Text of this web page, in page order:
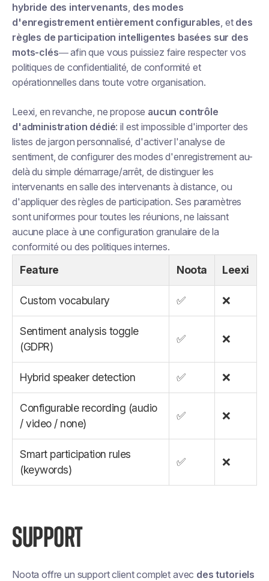
hybride des intervenants des modes
d'enregistrement entièrement configurables , et des
règles de participation intelligentes basées sur des
mots-clés— afin que vous puissiez faire respecter vos
politiques de confidentialité, de conformité et
opérationnelles dans toute votre organisation.
Leexi, en revanche, ne propose aucun contrôle
d'administration dédié: il est impossible d'importer des
listes de jargon personnalisé, d'activer l'analyse de
sentiment, de configurer des modes d'enregistrement au-
delà du simple démarrage/arrêt, de distinguer les
intervenants en salle des intervenants à distance, ou
d'appliquer des règles de participation. Ses paramètres
sont uniformes pour toutes les réunions, ne laissant
aucune place à une configuration granulaire de la
conformité ou des politiques internes.
Feature Noota Leexi
Custom vocabulary ✅ ❌
Sentiment analysis toggle
(GDPR)
✅ ❌
Hybrid speaker detection ✅ ❌
Configurable recording (audio
/ video / none)
✅ ❌
Smart participation rules
(keywords)
✅ ❌
SUPPORT
Noota offre un support client complet avec des tutoriels